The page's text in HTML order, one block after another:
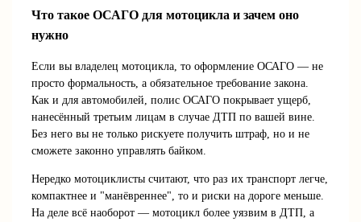
Что такое ОСАГО для мотоцикла и зачем оно
нужно
Если вы владелец мотоцикла, то оформление ОСАГО — не
просто формальность, а обязательное требование закона.
Как и для автомобилей, полис ОСАГО покрывает ущерб,
нанесённый третьим лицам в случае ДТП по вашей вине.
Без него вы не только рискуете получить штраф, но и не
сможете законно управлять байком.
Нередко мотоциклисты считают, что раз их транспорт легче,
компактнее и "манёвреннее", то и риски на дороге меньше.
На деле всё наоборот — мотоцикл более уязвим в ДТП, а